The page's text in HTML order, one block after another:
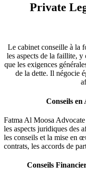
Private
Le cabinet conseille à la
les aspects de la faillite, y
que les exigences
de la dette. Il négocie
Conseils en
Fatma Al Moosa
les aspects juridiques des
les conseils et la mise en
contrats, les accords de
Conseils